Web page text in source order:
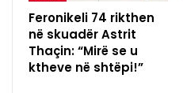
Feronikeli 74 rikthen
në skuadër Astrit
Thaçin: “Mirë se u
ktheve në shtëpi!”